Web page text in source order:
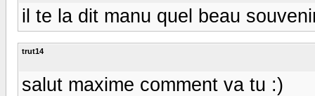
il te la dit manu quel beau
trut14
salut maxime comment va tu :)